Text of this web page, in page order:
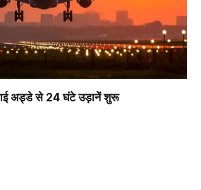
अड्डे से 24 घंटे उड़ानें शुरू